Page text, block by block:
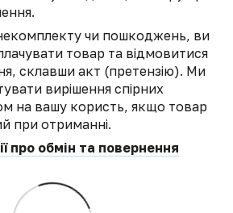
чи пошкоджень, ви
товар та відмовитися
склавши акт (претензію). Ми
вирішення спірних
на вашу користь, якщо товар
при отриманні.
про обмін та повернення